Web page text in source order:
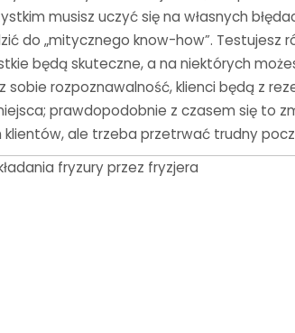
musisz uczyć się na własnych
do „mitycznego know-how”. Testujesz
będą skuteczne, a na niektórych
sobie rozpoznawalność, klienci będą z
prawdopodobnie z czasem się to
klientów, ale trzeba przetrwać trudny